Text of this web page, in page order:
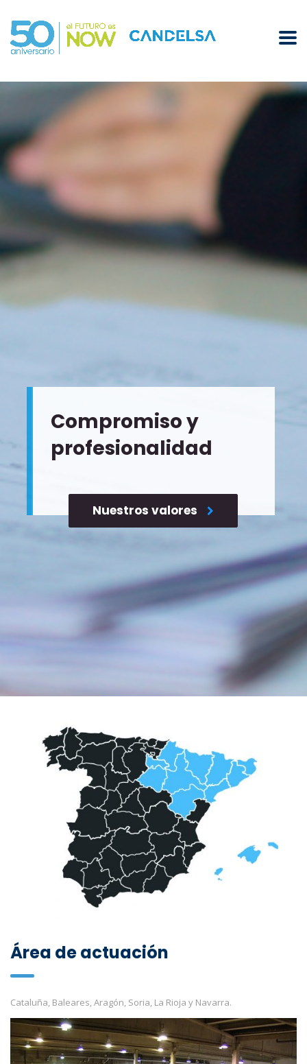
Compromiso y
profesionalidad
Nuestros valores
Nuestros valores
Área de actuación
Cataluña, Baleares, Aragón, Soria, La Rioja y Navarra.